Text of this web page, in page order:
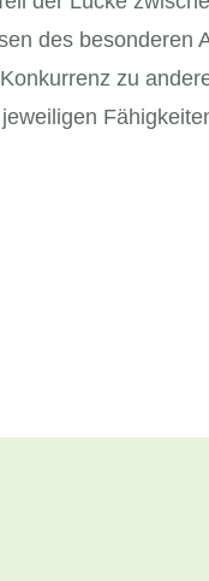
des besonderen
zu